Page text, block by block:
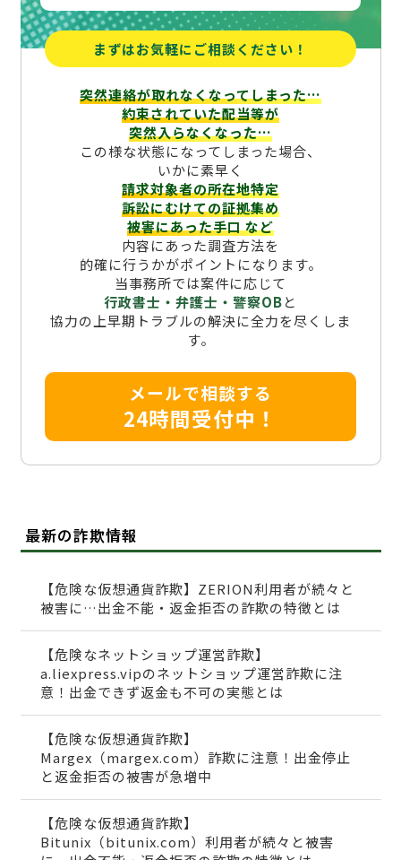
まずはお気軽にご相談ください！
突然連絡が取れなくなってしまった…
約束されていた配当等が
突然入らなくなった…
この様な状態になってしまった場合、
いかに素早く
請求対象者の所在地特定
訴訟にむけての証拠集め
被害にあった手口など
内容にあった調査方法を
的確に行うかがポイントになります。
当事務所では案件に応じて
行政書士・弁護士・警察OBと
協力の上早期トラブルの解決に全力を尽くしま
す。
メールで相談する
24時間受付中！
最新の詐欺情報
【危険な仮想通貨詐欺】ZERION利用者が続々と
被害に…出金不能・返金拒否の詐欺の特徴とは
【危険なネットショップ運営詐欺】
a.liexpress.vipのネットショップ運営詐欺に注
意！出金できず返金も不可の実態とは
【危険な仮想通貨詐欺】
Margex（margex.com）詐欺に注意！出金停止
と返金拒否の被害が急増中
【危険な仮想通貨詐欺】
Bitunix（bitunix.com）利用者が続々と被害